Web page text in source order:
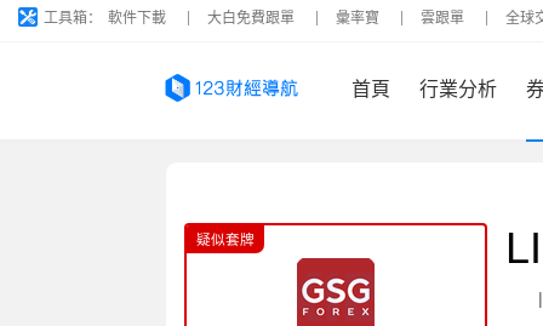
工具箱： 軟件下載 大白免費跟單 彙率寶 雲跟單 全球
首頁 行業分析
疑似套牌